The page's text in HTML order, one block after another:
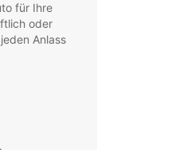
für Ihre
oder
Anlass